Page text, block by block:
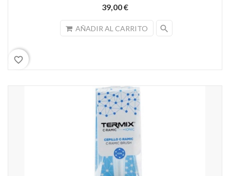
39,00 €
AÑADIR AL CARRITO search
favorite_border